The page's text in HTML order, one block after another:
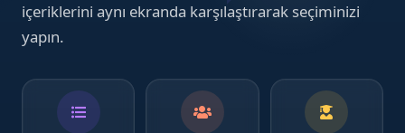
içeriklerini aynı ekranda karşılaştırarak seçiminizi
yapın.